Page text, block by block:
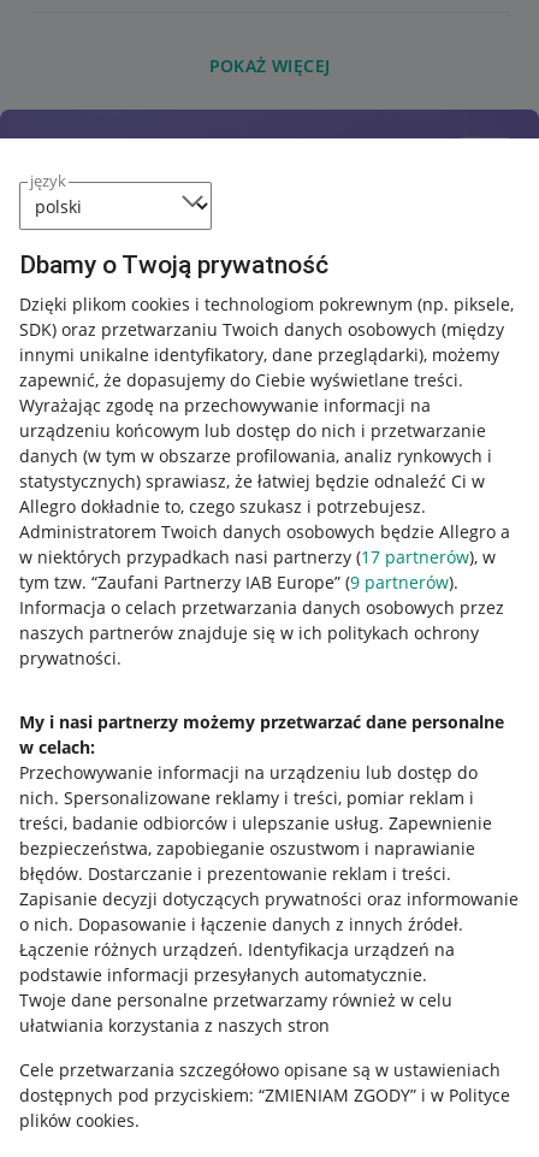
język
Dbamy o Twoją prywatność
Dzięki plikom cookies i technologiom pokrewnym (np. piksele,
SDK) oraz przetwarzaniu Twoich danych osobowych (między
innymi unikalne identyfikatory, dane przeglądarki), możemy
zapewnić, że dopasujemy do Ciebie wyświetlane treści.
Wyrażając zgodę na przechowywanie informacji na
urządzeniu końcowym lub dostęp do nich i przetwarzanie
danych (w tym w obszarze profilowania, analiz rynkowych i
statystycznych) sprawiasz, że łatwiej będzie odnaleźć Ci w
Allegro dokładnie to, czego szukasz i potrzebujesz.
Administratorem Twoich danych osobowych będzie Allegro a
w niektórych przypadkach nasi partnerzy (17 partnerów), w
tym tzw. “Zaufani Partnerzy IAB Europe” (9 partnerów).
Informacja o celach przetwarzania danych osobowych przez
naszych partnerów znajduje się w ich politykach ochrony
prywatności.
My i nasi partnerzy możemy przetwarzać dane personalne
w celach:
Przechowywanie informacji na urządzeniu lub dostęp do
nich. Spersonalizowane reklamy i treści, pomiar reklam i
treści, badanie odbiorców i ulepszanie usług. Zapewnienie
bezpieczeństwa, zapobieganie oszustwom i naprawianie
błędów. Dostarczanie i prezentowanie reklam i treści.
Zapisanie decyzji dotyczących prywatności oraz informowanie
o nich. Dopasowanie i łączenie danych z innych źródeł.
Łączenie różnych urządzeń. Identyfikacja urządzeń na
podstawie informacji przesyłanych automatycznie.
Twoje dane personalne przetwarzamy również w celu
ułatwiania korzystania z naszych stron
Cele przetwarzania szczegółowo opisane są w ustawieniach
dostępnych pod przyciskiem: “ZMIENIAM ZGODY” i w Polityce
plików cookies.
POKAŻ WIĘCEJ
Przydatne informacje
Jak to działa
Allegro Gadane dla sprzedających
Allegro Gadane dla kupujących
Mapa miejscowości
Informacje prawne
Regulamin
Polityka plików "cookies"
Ustawienia plików "cookies"
Udostępnianie lokalizacji
Informacje dla Aktu o Usługach Cyfrowych